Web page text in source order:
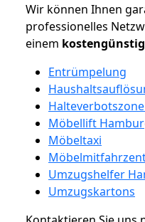
Wir können Ihnen
professionelles
einem
Entrümpelung
Möbellift
Möbeltaxi
Umzugshelfer
Umzugskartons